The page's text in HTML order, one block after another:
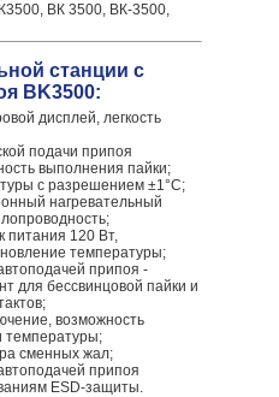
ВК 3500, ВК-3500,
станции с
BK3500:
дисплей, легкость
подачи припоя
выполнения пайки;
с разрешением ±1°C;
нагревательный
питания 120 Вт,
температуры;
припоя -
для бессвинцовой пайки и
возможность
температуры;
сменных жал;
припоя
ESD-защиты.